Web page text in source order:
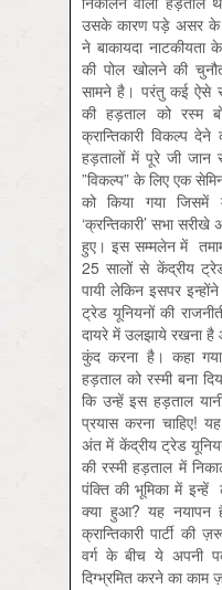
उसके कारण पड़े असर के
ने बाकायदा नाटकीयता
की पोल खोलने की
सामने है। परंतु कई ऐसे
की हड़ताल को रस्म
क्रान्तिकारी विकल्प
हड़तालों में पूरे जी
”विकल्प” के लिए एक
को किया गया जिसमें
‘क्रन्तिकारी’ सभा सरीखे
हुए। इस सम्मलेन में
25 सालों से केंद्रीय
पायी लेकिन इसपर
ट्रेड यूनियनों की
दायरे में उलझाये रखना है
कुंद करना है। कहा
हड़ताल को रस्मी बना
कि उन्हें इस हड़ताल
प्रयास करना चाहिए!
अंत में केंद्रीय ट्रेड
की रस्मी हड़ताल में
पंक्ति की भूमिका में
क्या हुआ? यह नयापन
क्रान्तिकारी पार्टी
वर्ग के बीच ये अपनी
दिग्भ्रमित करने का